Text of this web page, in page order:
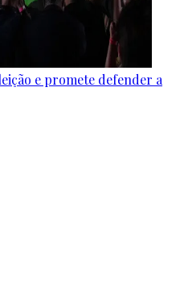
e promete defender a